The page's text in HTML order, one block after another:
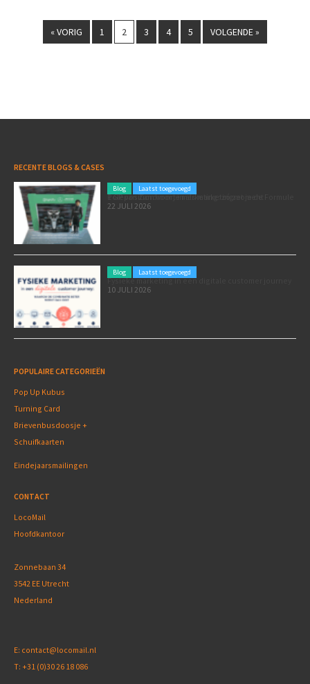
« VORIG 1 2 3 4 5 VOLGENDE »
RECENTE BLOGS & CASES
Blog Laatst toegevoegd
Poleposition voor je marketing: zó zet je de Formule 1 GP van Zandvoort in als marketingmoment
22 JULI 2026
Blog Laatst toegevoegd
Fysieke marketing in een digitale customer journey
10 JULI 2026
POPULAIRE CATEGORIEËN
Pop Up Kubus
Turning Card
Brievenbusdoosje +
Schuifkaarten
Eindejaarsmailingen
CONTACT
LocoMail
Hoofdkantoor
Zonnebaan 34
3542 EE Utrecht
Nederland
E: contact@locomail.nl
T: +31 (0)30 26 18 086